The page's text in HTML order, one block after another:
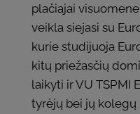
plačiajai
veikla siejasi su
kurie studijuoja
kitų priežasčių
laikyti ir VU TSPMI
tyrėjų bei jų kolegų